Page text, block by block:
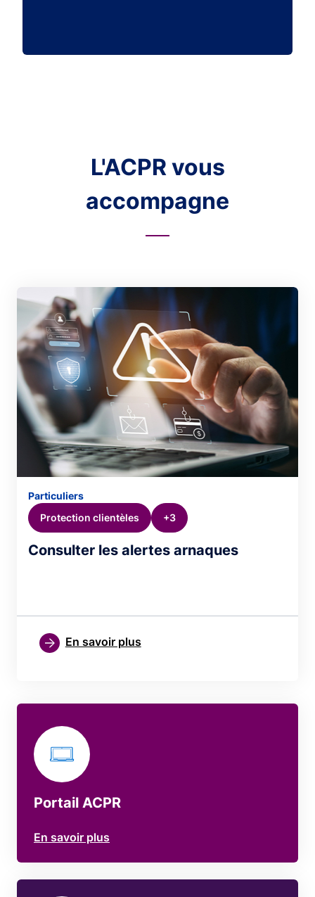
L'ACPR vous
accompagne
Consulter les alertes arnaques
Particuliers
Protection clientèles
+3
En savoir plus
Portail ACPR
En savoir plus